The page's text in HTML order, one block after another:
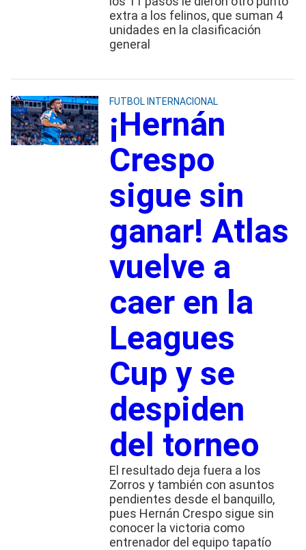
extra a los felinos, que suman 4
unidades en la clasificación
general
FUTBOL INTERNACIONAL
¡Hernán
Crespo
sigue sin
ganar! Atlas
vuelve a
caer en la
Leagues
Cup y se
despiden
del torneo
El resultado deja fuera a los
Zorros y también con asuntos
pendientes desde el banquillo,
pues Hernán Crespo sigue sin
conocer la victoria como
entrenador del equipo tapatío